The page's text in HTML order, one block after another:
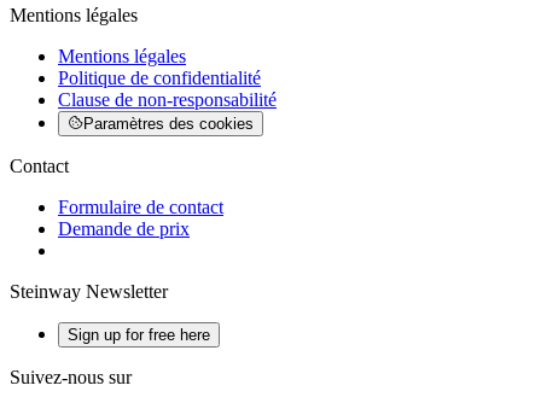
Mentions légales
Mentions légales
Politique de confidentialité
Clause de non-responsabilité
Paramètres des cookies
Contact
Formulaire de contact
Demande de prix
Steinway Newsletter
Sign up for free here
Suivez-nous sur